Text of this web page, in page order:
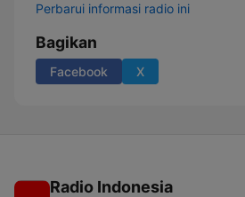
Perbarui informasi radio ini
Bagikan
Facebook X
Radio Indonesia